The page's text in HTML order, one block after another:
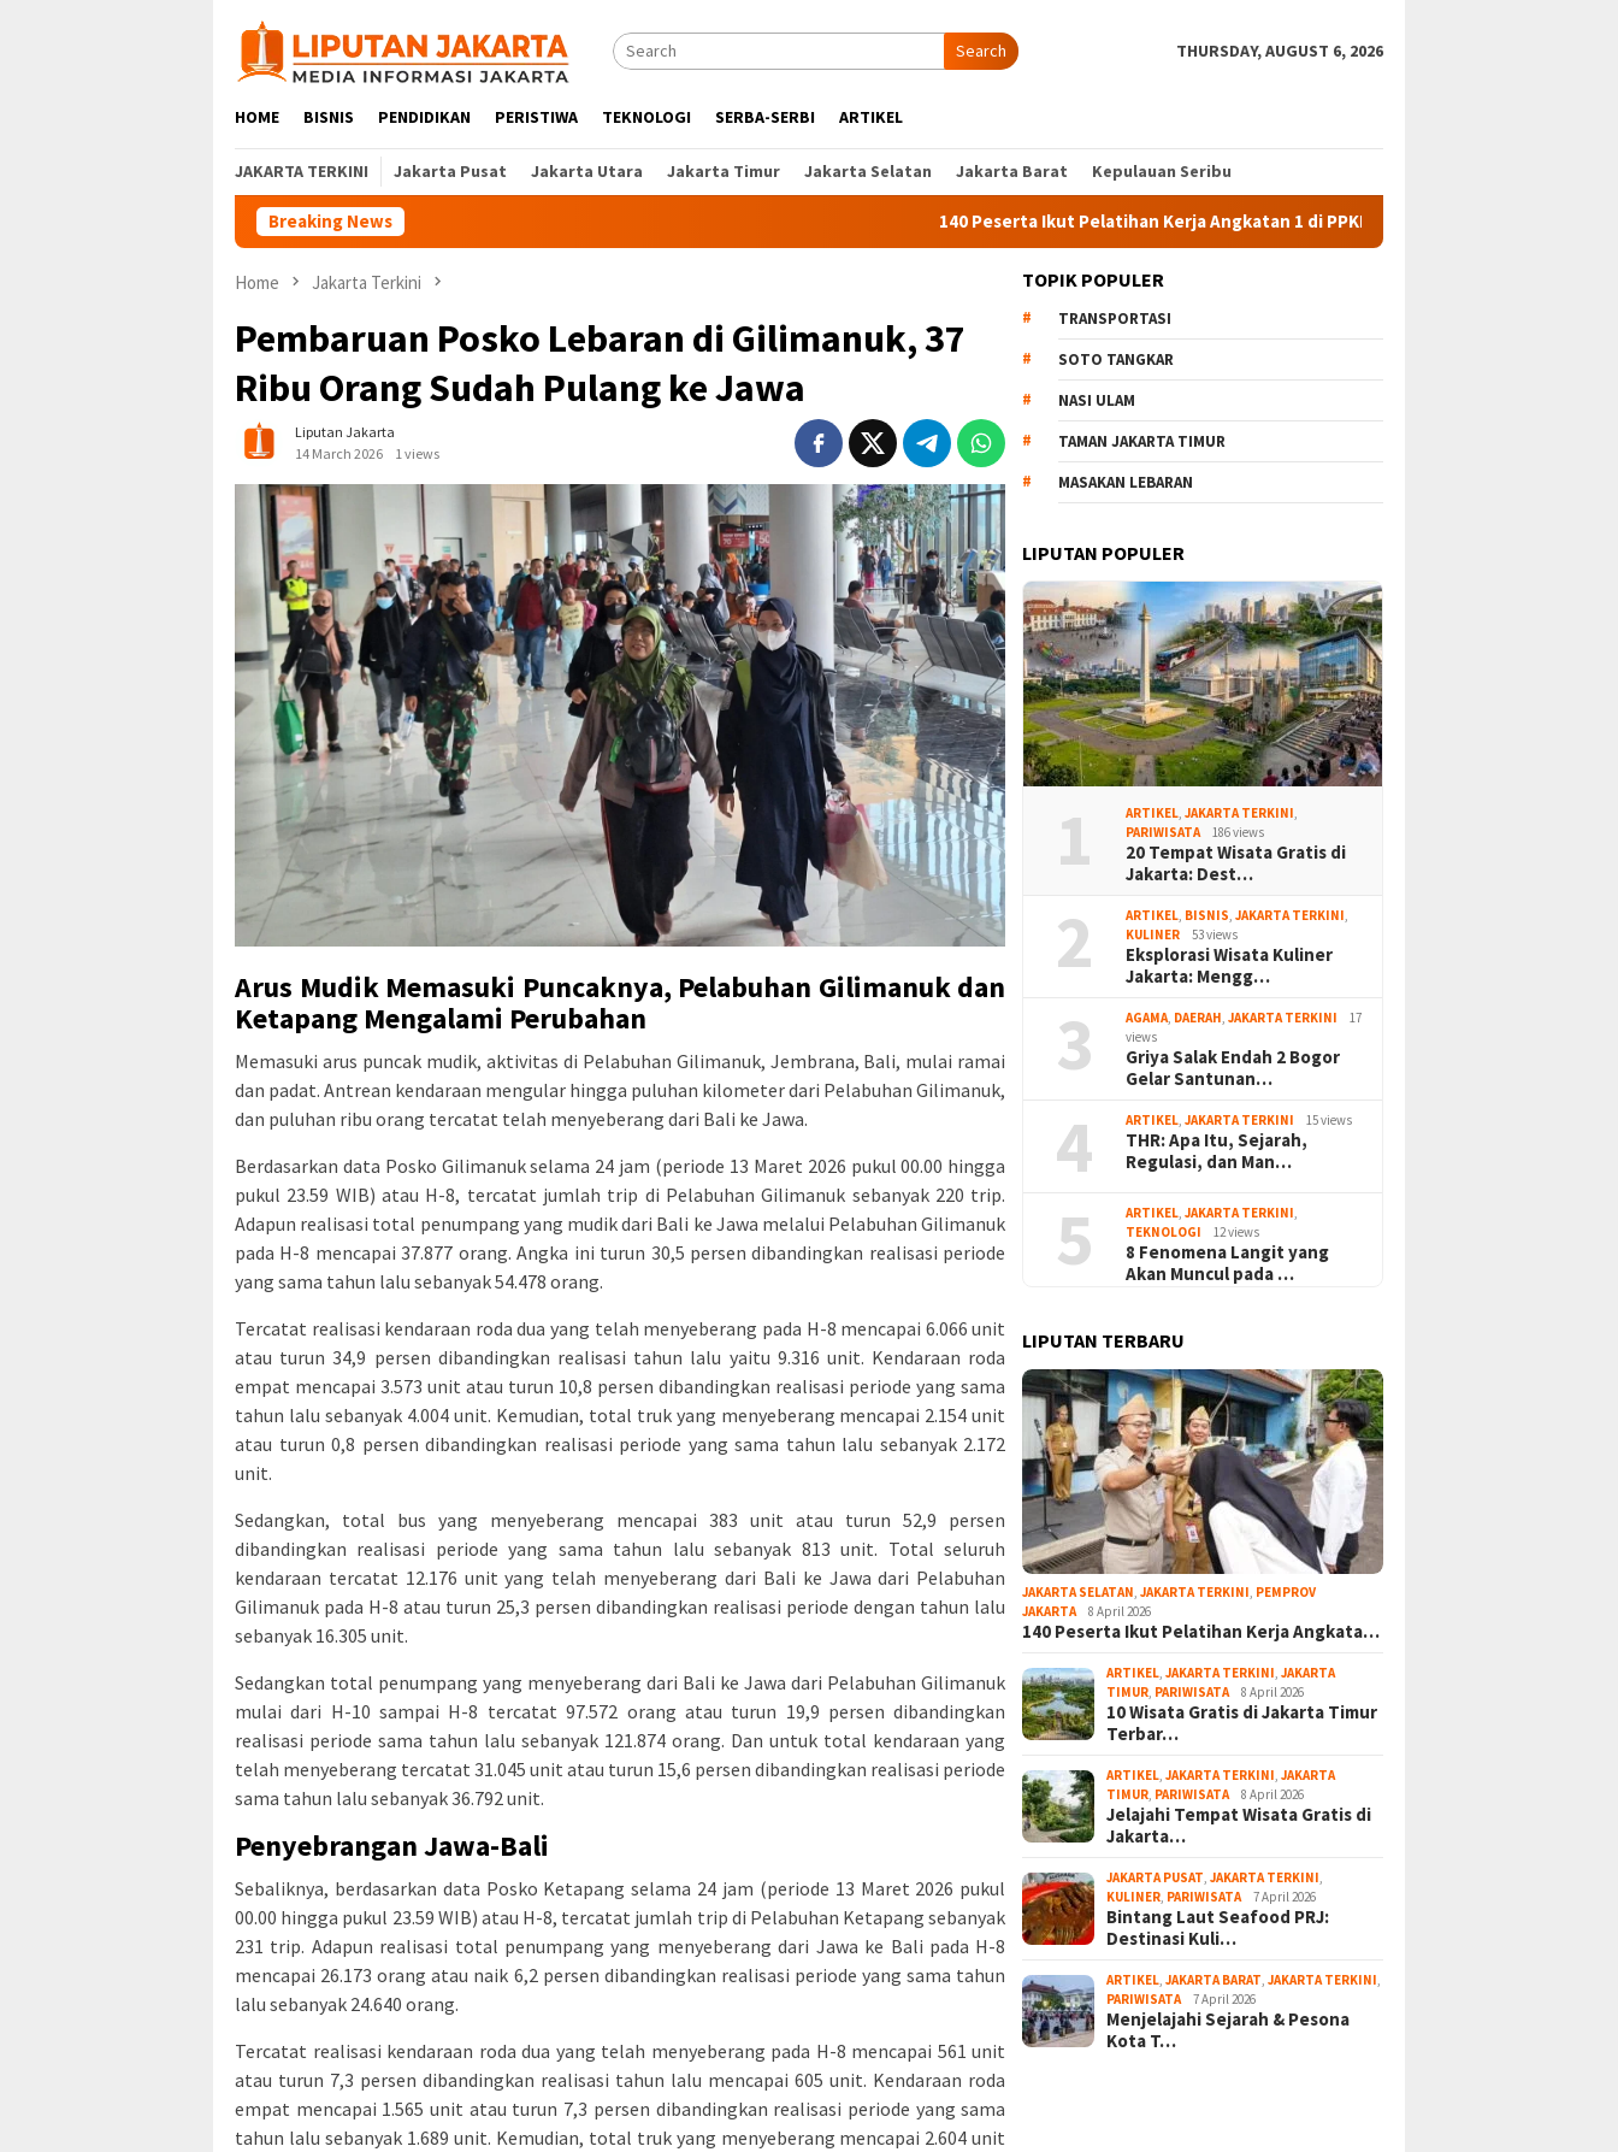
content
Search THURSDAY, AUGUST 6, 2026
HOME BISNIS PENDIDIKAN PERISTIWA TEKNOLOGI SERBA-SERBI ARTIKEL
JAKARTA TERKINI Jakarta Pusat Jakarta Utara Jakarta Timur Jakarta Selatan Jakarta Barat Kepulauan Seribu
Breaking News 140 Peserta Ikut Pelatihan Kerja Angkatan 1 di PPKD Jaksel
Home Jakarta Terkini
Pembaruan Posko Lebaran di Gilimanuk, 37
Ribu Orang Sudah Pulang ke Jawa
Liputan Jakarta
14 March 2026
1 views
Arus Mudik Memasuki Puncaknya, Pelabuhan Gilimanuk dan
Ketapang Mengalami Perubahan
Memasuki arus puncak mudik, aktivitas di Pelabuhan Gilimanuk, Jembrana, Bali, mulai ramai
dan padat. Antrean kendaraan mengular hingga puluhan kilometer dari Pelabuhan Gilimanuk,
dan puluhan ribu orang tercatat telah menyeberang dari Bali ke Jawa.
Berdasarkan data Posko Gilimanuk selama 24 jam (periode 13 Maret 2026 pukul 00.00 hingga
pukul 23.59 WIB) atau H-8, tercatat jumlah trip di Pelabuhan Gilimanuk sebanyak 220 trip.
Adapun realisasi total penumpang yang mudik dari Bali ke Jawa melalui Pelabuhan Gilimanuk
pada H-8 mencapai 37.877 orang. Angka ini turun 30,5 persen dibandingkan realisasi periode
yang sama tahun lalu sebanyak 54.478 orang.
Tercatat realisasi kendaraan roda dua yang telah menyeberang pada H-8 mencapai 6.066 unit
atau turun 34,9 persen dibandingkan realisasi tahun lalu yaitu 9.316 unit. Kendaraan roda
empat mencapai 3.573 unit atau turun 10,8 persen dibandingkan realisasi periode yang sama
tahun lalu sebanyak 4.004 unit. Kemudian, total truk yang menyeberang mencapai 2.154 unit
atau turun 0,8 persen dibandingkan realisasi periode yang sama tahun lalu sebanyak 2.172
unit.
Sedangkan, total bus yang menyeberang mencapai 383 unit atau turun 52,9 persen
dibandingkan realisasi periode yang sama tahun lalu sebanyak 813 unit. Total seluruh
kendaraan tercatat 12.176 unit yang telah menyeberang dari Bali ke Jawa dari Pelabuhan
Gilimanuk pada H-8 atau turun 25,3 persen dibandingkan realisasi periode dengan tahun lalu
sebanyak 16.305 unit.
Sedangkan total penumpang yang menyeberang dari Bali ke Jawa dari Pelabuhan Gilimanuk
mulai dari H-10 sampai H-8 tercatat 97.572 orang atau turun 19,9 persen dibandingkan
realisasi periode sama tahun lalu sebanyak 121.874 orang. Dan untuk total kendaraan yang
telah menyeberang tercatat 31.045 unit atau turun 15,6 persen dibandingkan realisasi periode
sama tahun lalu sebanyak 36.792 unit.
Penyebrangan Jawa-Bali
Sebaliknya, berdasarkan data Posko Ketapang selama 24 jam (periode 13 Maret 2026 pukul
00.00 hingga pukul 23.59 WIB) atau H-8, tercatat jumlah trip di Pelabuhan Ketapang sebanyak
231 trip. Adapun realisasi total penumpang yang menyeberang dari Jawa ke Bali pada H-8
mencapai 26.173 orang atau naik 6,2 persen dibandingkan realisasi periode yang sama tahun
lalu sebanyak 24.640 orang.
Tercatat realisasi kendaraan roda dua yang telah menyeberang pada H-8 mencapai 561 unit
atau turun 7,3 persen dibandingkan realisasi tahun lalu mencapai 605 unit. Kendaraan roda
empat mencapai 1.565 unit atau turun 7,3 persen dibandingkan realisasi periode yang sama
tahun lalu sebanyak 1.689 unit. Kemudian, total truk yang menyeberang mencapai 2.604 unit
TOPIK POPULER
TRANSPORTASI
SOTO TANGKAR
NASI ULAM
TAMAN JAKARTA TIMUR
MASAKAN LEBARAN
LIPUTAN POPULER
1 ARTIKEL ,JAKARTA TERKINI
PARIWISATA
186 views
20 Tempat Wisata Gratis di
Jakarta: Dest…
2 ARTIKEL BISNIS ,JAKARTA TERKINI
KULINER
53 views
Eksplorasi Wisata Kuliner
Jakarta: Mengg…
3 AGAMA DAERAH ,JAKARTA TERKINI
17
views
Griya Salak Endah 2 Bogor
Gelar Santunan…
4 ARTIKEL ,JAKARTA TERKINI 15 views
THR: Apa Itu, Sejarah,
Regulasi, dan Man…
5 ARTIKEL ,JAKARTA TERKINI
TEKNOLOGI
12 views
8 Fenomena Langit yang
Akan Muncul pada …
LIPUTAN TERBARU
JAKARTA SELATAN ,JAKARTA TERKINI PEMPROV
JAKARTA
8 April 2026
140 Peserta Ikut Pelatihan Kerja Angkata…
ARTIKEL ,JAKARTA TERKINI ,JAKARTA
TIMUR PARIWISATA 8 April 2026
10 Wisata Gratis di Jakarta Timur
Terbar…
ARTIKEL ,JAKARTA TERKINI ,JAKARTA
TIMUR PARIWISATA 8 April 2026
Jelajahi Tempat Wisata Gratis di
Jakarta…
JAKARTA PUSAT ,JAKARTA TERKINI
KULINER PARIWISATA 7 April 2026
Bintang Laut Seafood PRJ:
Destinasi Kuli…
ARTIKEL ,JAKARTA BARAT ,JAKARTA TERKINI
PARIWISATA
7 April 2026
Menjelajahi Sejarah & Pesona
Kota T…